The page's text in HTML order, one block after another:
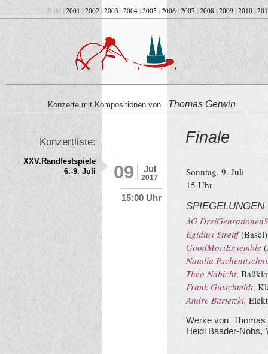
2000 | 2001 | 2002 | 2003 | 2004 | 2005 | 2006| 2007 | 2008 | 2009 | 2010|
Konzerte mit Kompositionen von Thomas Gerwin
Finale
Jul
2017
09
15:00 Uhr
Sonntag, 9. Juli
15 Uhr
SPIEGELUNGEN
3G
Egidius Streiff
GoodMoriEnsemble
Natalia
Theo Nabicht,
Frank Gutschmidt,
Andre Bartetzki,
Werke von Thomas
Heidi Baader-Nobs,
Konzertliste:
XXV.Randfestspiele
6.-9. Juli